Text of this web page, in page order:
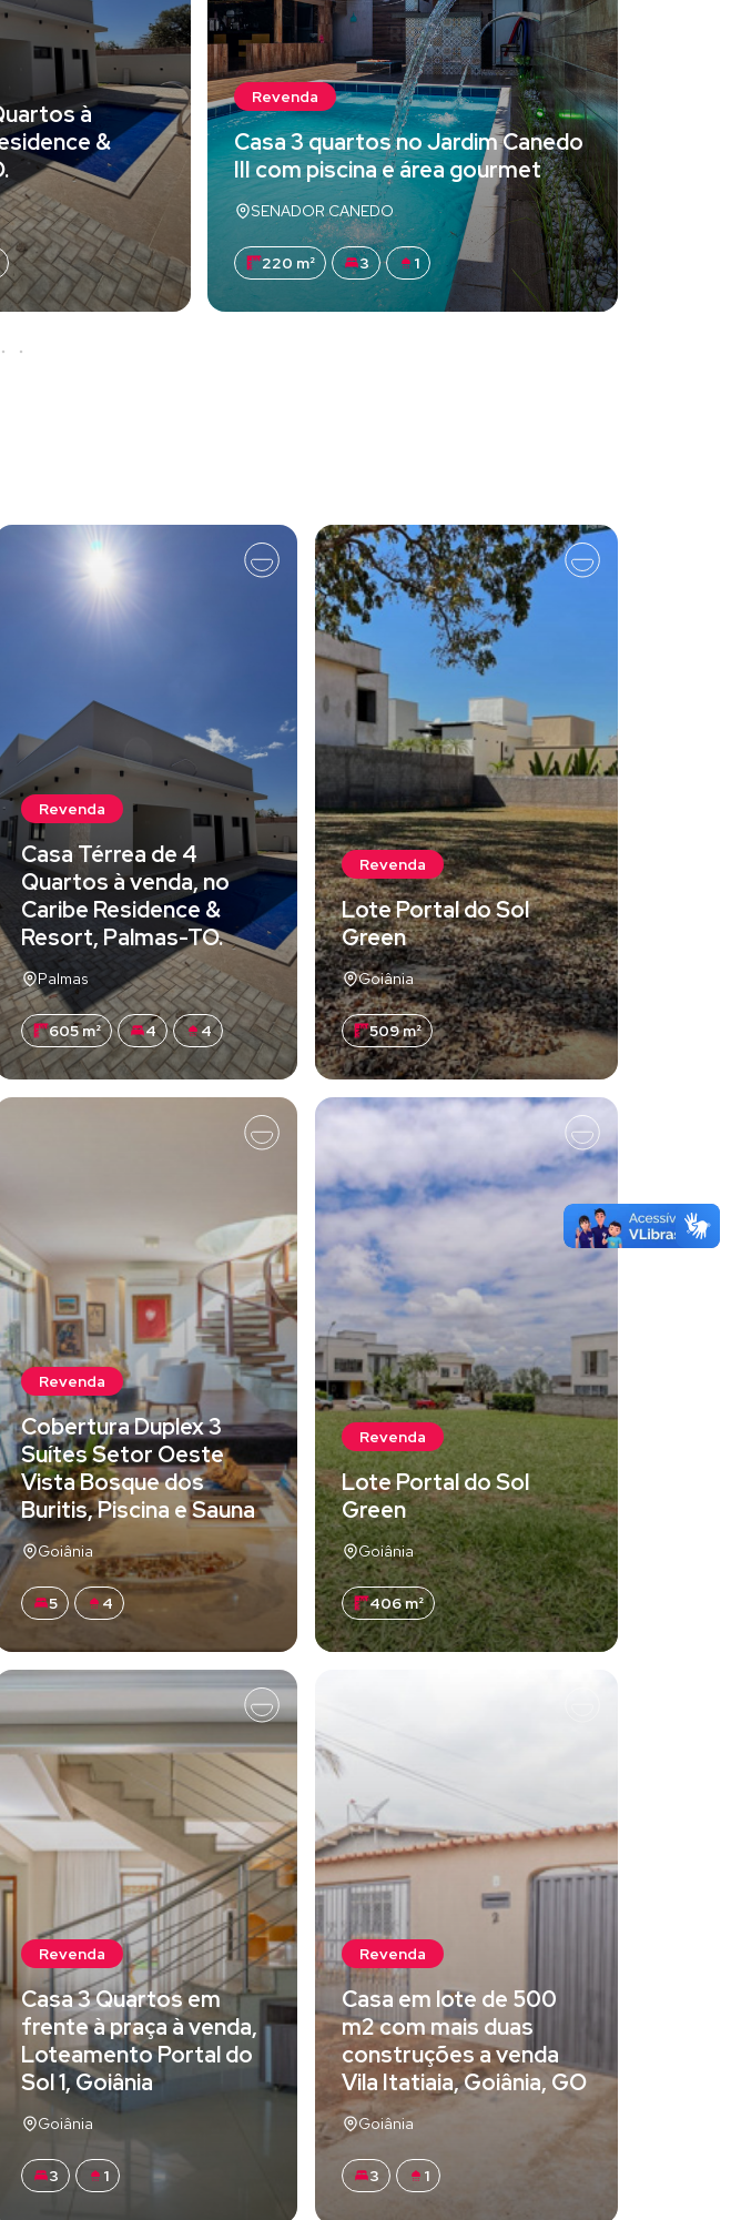
à
&
Revenda
Casa 3 quartos no Jardim Canedo
III com piscina e área gourmet
SENADOR CANEDO
220 m² 3 1
Revenda
Casa Térrea de 4
Quartos à venda, no
Caribe Residence &
Resort, Palmas-TO.
Palmas
605 m² 4 4
Revenda
Lote Portal do Sol
Green
Goiânia
509 m²
Revenda
Cobertura Duplex 3
Suítes Setor Oeste
Vista Bosque dos
Buritis, Piscina e Sauna
Goiânia
5 4
Revenda
Lote Portal do Sol
Green
Goiânia
406 m²
Revenda
Casa 3 Quartos em
frente à praça à venda,
Loteamento Portal do
Sol 1, Goiânia
Goiânia
3 1
Revenda
Casa em lote de 500
m2 com mais duas
construções a venda
Vila Itatiaia, Goiânia, GO
Goiânia
3 1